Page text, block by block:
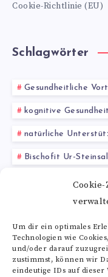
Um dir ein optimales
Technologien wie
und/oder darauf
zustimmst, können wir
eindeutige IDs auf
Cookie-Richtlinie (EU)
Schlagwörter
Gesundheitliche
kognitive Gesundheit
natürliche
Bischofit Ur-
Himbeerblätter
Rosenwurz Wirkung